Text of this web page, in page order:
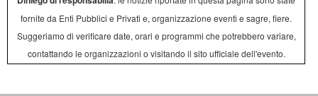
fornite da Enti Pubblici e Privati e, organizzazione eventi e sagre, fiere.
Suggeriamo di verificare date, orari e programmi che potrebbero variare,
contattando le organizzazioni o visitando il sito ufficiale dell'evento.